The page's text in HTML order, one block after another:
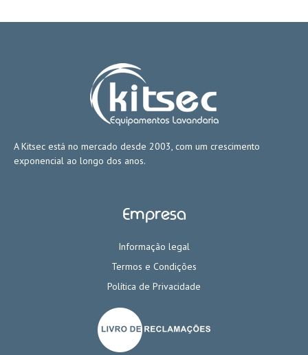
A Kitsec está no mercado desde 2003, com um crescimento
exponencial ao longo dos anos.
Empresa
Informação legal
Termos e Condições
Política de Privacidade